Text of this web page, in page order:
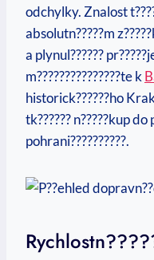
odchylky. Znalost
absolutn?????m
a plynul??????
m???????????????te k
historick??????ho
tk?????? n?????kup do
pohrani??????????.